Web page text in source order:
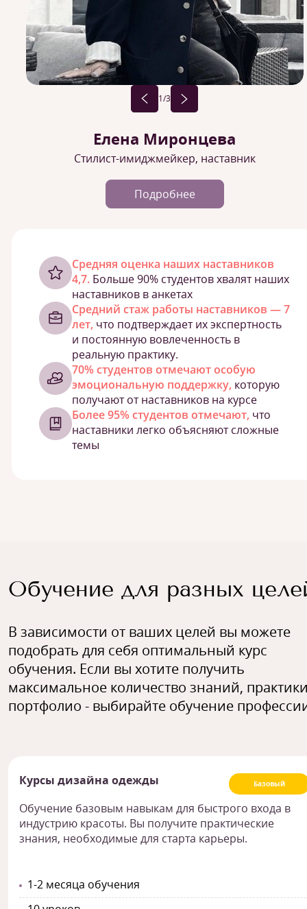
1/3
Елена Миронцева
Стилист-имиджмейкер, наставник
Подробнее
Cредняя оценка наших наставников
4,7. Больше 90% студентов хвалят наших
наставников в анкетах
Средний стаж работы наставников — 7
лет, что подтверждает их экспертность
и постоянную вовлеченность в
реальную практику.
70% студентов отмечают особую
эмоциональную поддержку, которую
получают от наставников на курсе
Более 95% студентов отмечают, что
наставники легко объясняют сложные
темы
Обучение для разных
В зависимости от ваших целей вы можете
подобрать для себя оптимальный курс
обучения. Если вы хотите получить
максимальное количество знаний,
портфолио - выбирайте обучение
Базовый
Курсы дизайна одежды
Обучение базовым навыкам для быстрого входа в
индустрию красоты. Вы получите практические
знания, необходимые для старта карьеры.
1-2 месяца обучения